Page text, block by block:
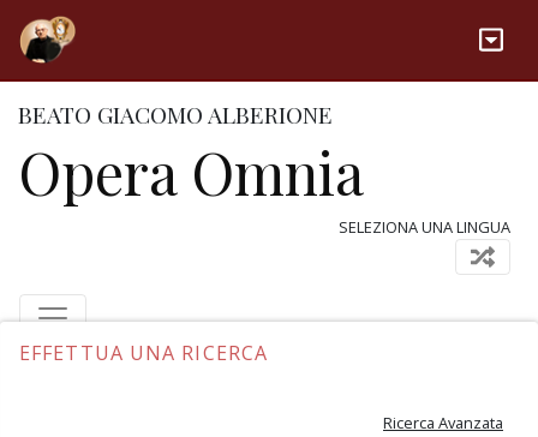
BEATO GIACOMO ALBERIONE
Opera Omnia
SELEZIONA UNA LINGUA
EFFETTUA UNA RICERCA
Ricerca Avanzata